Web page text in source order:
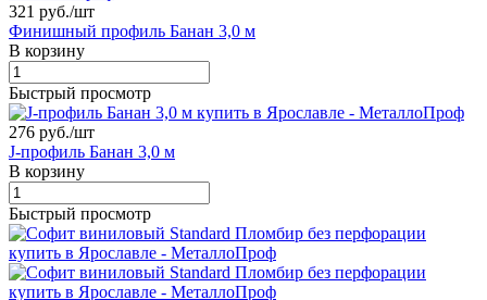
321 руб./шт
Финишный профиль Банан 3,0 м
В корзину
Быстрый просмотр
276 руб./шт
J-профиль Банан 3,0 м
В корзину
Быстрый просмотр